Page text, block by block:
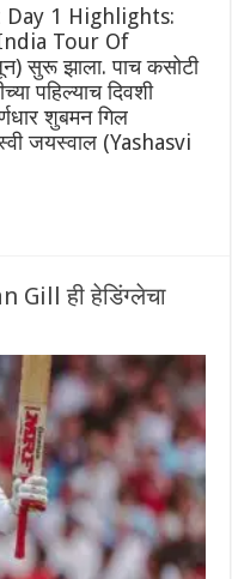
Day 1 Highlights:
(India Tour Of
सुरू झाला. पाच कसोटी
पहिल्याच दिवशी
शुबमन गिल
जयस्वाल (Yashasvi
Gill ही हेडिंग्लेचा